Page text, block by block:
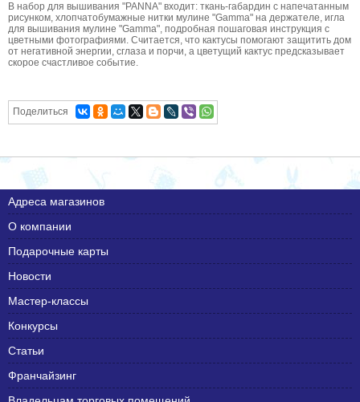
В набор для вышивания "PANNA" входит: ткань-габардин с напечатанным
рисунком, хлопчатобумажные нитки мулине "Gamma" на держателе, игла
для вышивания мулине "Gamma", подробная пошаговая инструкция с
цветными фотографиями. Считается, что кактусы помогают защитить дом
от негативной энергии, сглаза и порчи, а цветущий кактус предсказывает
скорое счастливое событие.
Поделиться
Адреса магазинов
О компании
Подарочные карты
Новости
Мастер-классы
Конкурсы
Статьи
Франчайзинг